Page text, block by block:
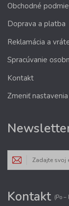
Obchodné
Doprava a platba
Reklamácia a
Spracúvanie
Kontakt
Zmeniť
Kontakt (Po